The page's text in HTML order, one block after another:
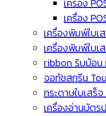
เครื่อง
เครื่อง
เครื่องพิมพ์ใบเ
เครื่องพิมพ์ใบเ
ribbon ริบบ้อ
จอทัชสกรีน
กระดาษใบเสร็
เครื่องอ่านบัตร